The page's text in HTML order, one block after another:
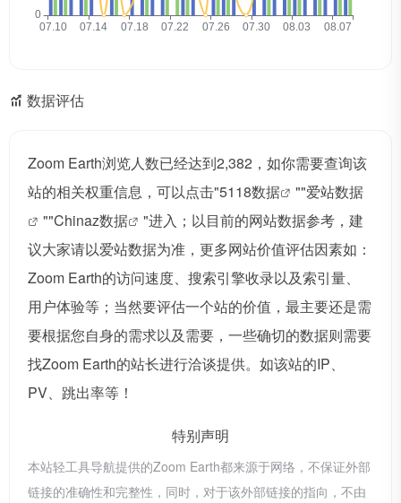
数据评估
Zoom Earth浏览人数已经达到2,382，如你需要查询该
站的相关权重信息，可以点击"5118数据 ""爱站数据
""Chinaz数据
"进入；以目前的网站数据参考，建
议大家请以爱站数据为准，更多网站价值评估因素如：
Zoom Earth的访问速度、搜索引擎收录以及索引量、
用户体验等；当然要评估一个站的价值，最主要还是需
要根据您自身的需求以及需要，一些确切的数据则需要
找Zoom Earth的站长进行洽谈提供。如该站的IP、
PV、跳出率等！
特别声明
本站轻工具导航提供的Zoom Earth都来源于网络，不保证外部
链接的准确性和完整性，同时，对于该外部链接的指向，不由